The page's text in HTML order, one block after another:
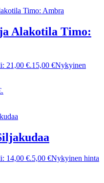
Alakotila Timo:
21,00 €.15,00 €Nykyinen
.
14,00 €.5,00 €Nykyinen hinta